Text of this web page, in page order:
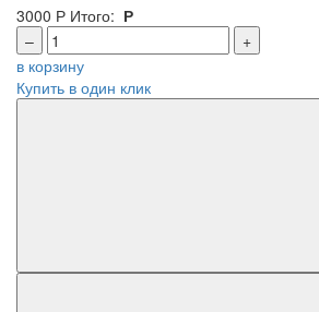
3000 Р Итого: Р
–
+
в корзину
Купить в один клик